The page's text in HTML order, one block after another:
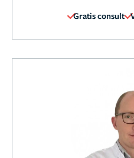
Gratis consult